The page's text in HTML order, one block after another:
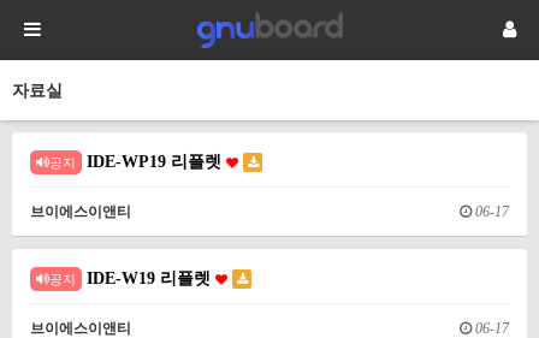
자료실
공지 IDE-WP19 리플렛
브이에스이앤티 06-17
공지 IDE-W19 리플렛
브이에스이앤티 06-17